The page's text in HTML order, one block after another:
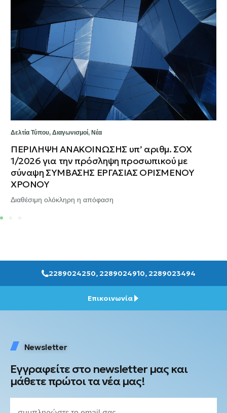
Δελτία Τύπου, Διαγωνισμοί, Νέα
ΠΕΡΙΛΗΨΗ ΑΝΑΚΟΙΝΩΣΗΣ υπ’ αριθμ. ΣΟΧ
1/2026 για την πρόσληψη προσωπικού με
σύναψη ΣΥΜΒΑΣΗΣ ΕΡΓΑΣΙΑΣ ΟΡΙΣΜΕΝΟΥ
ΧΡΟΝΟΥ
Διαθέσιμη ολόκληρη η απόφαση
2289024250, 2289024910, 2289023494
Επικοινωνία
Newsletter
Εγγραφείτε στο newsletter μας και
μάθετε πρώτοι τα νέα μας!